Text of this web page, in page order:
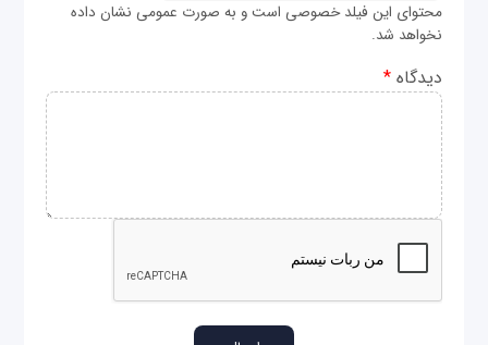
محتوای این فیلد خصوصی است و به صورت عمومی نشان داده
نخواهد شد.
دیدگاه*